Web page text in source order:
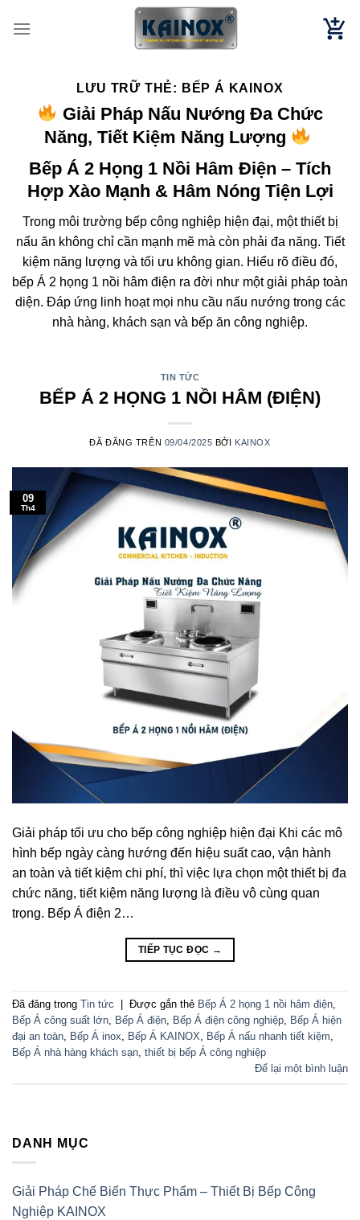
đến
LƯU TRỮ THẺ: BẾP Á KAINOX
Giải Pháp Nấu Nướng Đa Chức
Năng, Tiết Kiệm Năng Lượng
Bếp Á 2 Họng 1 Nồi Hâm Điện – Tích
Hợp Xào Mạnh & Hâm Nóng Tiện Lợi
Trong môi trường bếp công nghiệp hiện đại, một thiết bị
nấu ăn không chỉ cần mạnh mẽ mà còn phải đa năng. Tiết
kiệm năng lượng và tối ưu không gian. Hiểu rõ điều đó,
bếp Á 2 họng 1 nồi hâm điện ra đời như một giải pháp toàn
diện. Đáp ứng linh hoạt mọi nhu cầu nấu nướng trong các
nhà hàng, khách sạn và bếp ăn công nghiệp.
TIN TỨC
BẾP Á 2 HỌNG 1 NỒI HÂM (ĐIỆN)
ĐÃ ĐĂNG TRÊN 09/04/2025 BỞI KAINOX
09
Th4
Giải pháp tối ưu cho bếp công nghiệp hiện đại Khi các mô
hình bếp ngày càng hướng đến hiệu suất cao, vận hành
an toàn và tiết kiệm chi phí, thì việc lựa chọn một thiết bị đa
chức năng, tiết kiệm năng lượng là điều vô cùng quan
trọng. Bếp Á điện 2…
TIẾP TỤC ĐỌC →
Đã đăng trong Tin tức Được gắn thẻ Bếp Á 2 họng 1 nồi hâm điện
Bếp Á công suất lớn
Bếp Á điện Bếp Á điện công nghiệp
Bếp Á hiện
đại an toàn
Bếp Á inox Bếp Á KAINOX Bếp Á nấu nhanh tiết kiệm
Bếp Á nhà hàng khách sạn thiết bị bếp Á công nghiệp
Để lại một bình luận
DANH MỤC
Giải Pháp Chế Biến Thực Phẩm – Thiết Bị Bếp Công
Nghiệp KAINOX